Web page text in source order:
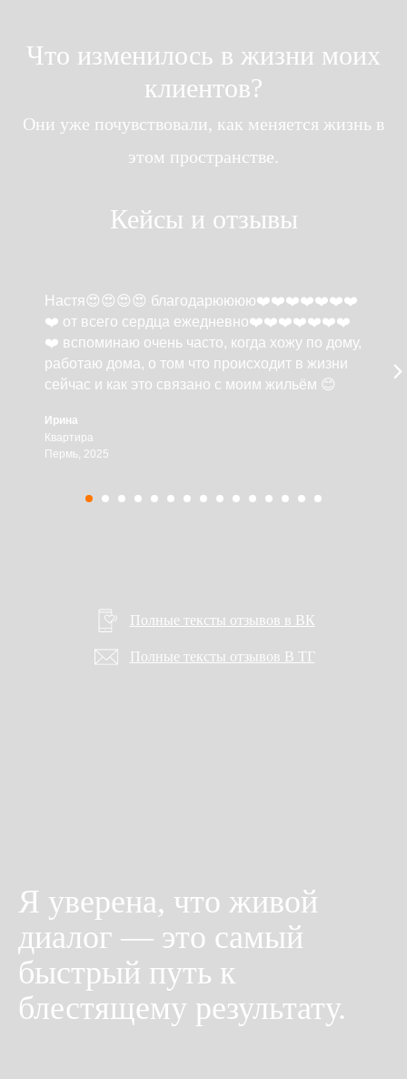
Что изменилось в жизни моих
клиентов?
Они уже почувствовали, как меняется жизнь в
этом пространстве.
Кейсы и отзывы
Настя😍😍😍😍 благодарюююю❤️❤️❤️❤️❤️❤️❤️
❤️ от всего сердца ежедневно❤️❤️❤️❤️❤️❤️❤️
❤️ вспоминаю очень часто, когда хожу по дому,
работаю дома, о том что происходит в жизни
сейчас и как это связано с моим жильём 😊
Ирина
Квартира
Пермь, 2025
Полные тексты отзывов в ВК
Полные тексты отзывов В ТГ
Я уверена, что живой
диалог — это самый
быстрый путь к
блестящему результату.